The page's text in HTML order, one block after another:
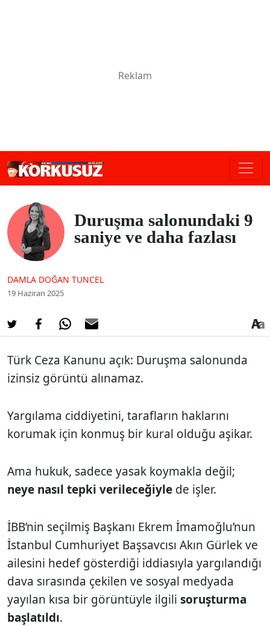
Duruşma salonundaki 9
saniye ve daha fazlası
DAMLA DOĞAN TUNCEL
19 Haziran 2025
Türk Ceza Kanunu açık: Duruşma salonunda
izinsiz görüntü alınamaz.
Yargılama ciddiyetini, tarafların haklarını
korumak için konmuş bir kural olduğu aşikar.
Ama hukuk, sadece yasak koymakla değil;
neye nasıl tepki verileceğiyle de işler.
İBB’nin seçilmiş Başkanı Ekrem İmamoğlu’nun
İstanbul Cumhuriyet Başsavcısı Akın Gürlek ve
ailesini hedef gösterdiği iddiasıyla yargılandığı
dava sırasında çekilen ve sosyal medyada
yayılan kısa bir görüntüyle ilgili soruşturma
başlatıldı.